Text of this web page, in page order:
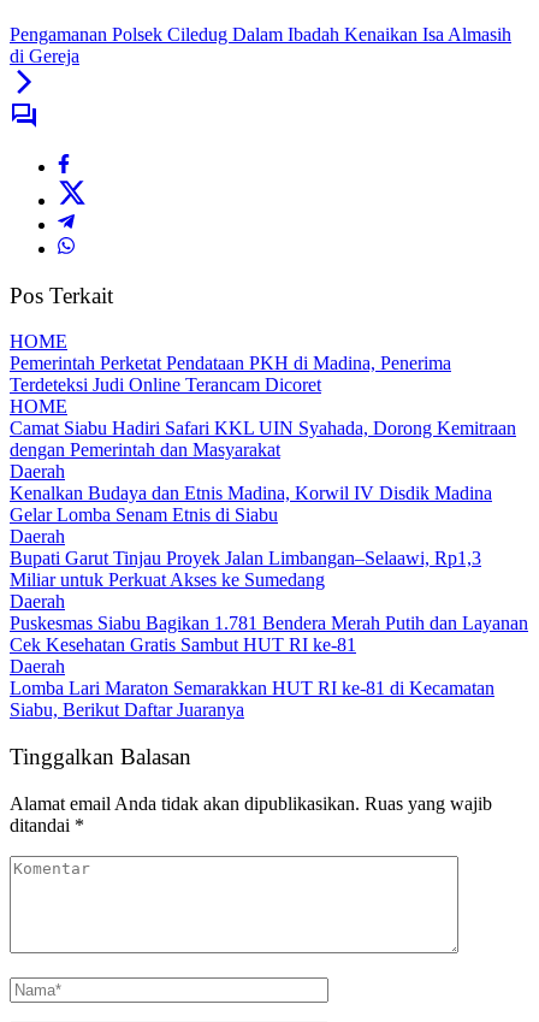
Pengamanan Polsek Ciledug Dalam Ibadah Kenaikan Isa Almasih
di Gereja
Pos Terkait
HOME
Pemerintah Perketat Pendataan PKH di Madina, Penerima
Terdeteksi Judi Online Terancam Dicoret
HOME
Camat Siabu Hadiri Safari KKL UIN Syahada, Dorong Kemitraan
dengan Pemerintah dan Masyarakat
Daerah
Kenalkan Budaya dan Etnis Madina, Korwil IV Disdik Madina
Gelar Lomba Senam Etnis di Siabu
Daerah
Bupati Garut Tinjau Proyek Jalan Limbangan–Selaawi, Rp1,3
Miliar untuk Perkuat Akses ke Sumedang
Daerah
Puskesmas Siabu Bagikan 1.781 Bendera Merah Putih dan Layanan
Cek Kesehatan Gratis Sambut HUT RI ke-81
Daerah
Lomba Lari Maraton Semarakkan HUT RI ke-81 di Kecamatan
Siabu, Berikut Daftar Juaranya
Tinggalkan Balasan
Alamat email Anda tidak akan dipublikasikan. Ruas yang wajib
ditandai *